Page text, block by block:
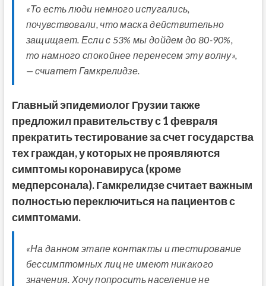
«То есть люди немного испугались,
почувствовали, что маска действительно
защищает. Если с 53% мы дойдем до 80-90%,
то намного спокойнее перенесем эту волну»,
— счиатет Гамкрелидзе.
Главный эпидемиолог Грузии также
предложил правительству с 1 февраля
прекратить тестирование за счет государства
тех граждан, у которых не проявляются
симптомы коронавируса (кроме
медперсонала). Гамкрелидзе считает важным
полностью переключиться на пациентов с
симптомами.
«На данном этапе контакты и тестирование
бессимптомных лиц не имеют никакого
значения. Хочу попросить население не